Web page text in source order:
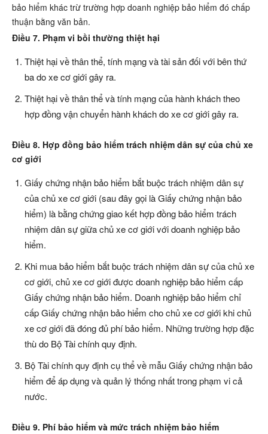
bảo hiểm khác trừ trường hợp doanh nghiệp bảo hiểm đó chấp
thuận bằng văn bản.
Điều 7. Phạm vi bồi thường thiệt hại
Thiệt hại về thân thể, tính mạng và tài sản đối với bên thứ
ba do xe cơ giới gây ra.
Thiệt hại về thân thể và tính mạng của hành khách theo
hợp đồng vận chuyển hành khách do xe cơ giới gây ra.
Điều 8. Hợp đồng bảo hiểm trách nhiệm dân sự của chủ xe
cơ giới
Giấy chứng nhận bảo hiểm bắt buộc trách nhiệm dân sự
của chủ xe cơ giới (sau đây gọi là Giấy chứng nhận bảo
hiểm) là bằng chứng giao kết hợp đồng bảo hiểm trách
nhiệm dân sự giữa chủ xe cơ giới với doanh nghiệp bảo
hiểm.
Khi mua bảo hiểm bắt buộc trách nhiệm dân sự của chủ xe
cơ giới, chủ xe cơ giới được doanh nghiệp bảo hiểm cấp
Giấy chứng nhận bảo hiểm. Doanh nghiệp bảo hiểm chỉ
cấp Giấy chứng nhận bảo hiểm cho chủ xe cơ giới khi chủ
xe cơ giới đã đóng đủ phí bảo hiểm. Những trường hợp đặc
thù do Bộ Tài chính quy định.
Bộ Tài chính quy định cụ thể về mẫu Giấy chứng nhận bảo
hiểm để áp dụng và quản lý thống nhất trong phạm vi cả
nước.
Điều 9. Phí bảo hiểm và mức trách nhiệm bảo hiểm